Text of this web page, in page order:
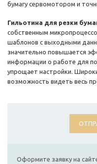
бумагу сервомотором и
Гильотина для резки
собственным
шаблонов с выходными
значительно повышается
информации о работе для
упрощает настройки.
возможность видеть весь
Оформите заявку на